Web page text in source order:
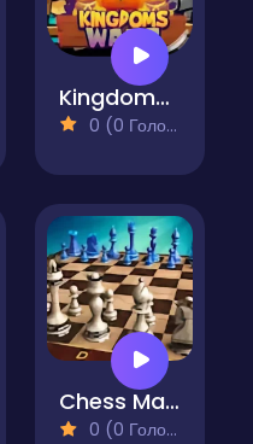
Kingdoms Wars
0 (0 Голосів)
Chess Master 3D
0 (0 Голосів)